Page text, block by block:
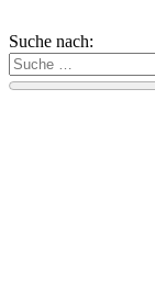
Suche nach: